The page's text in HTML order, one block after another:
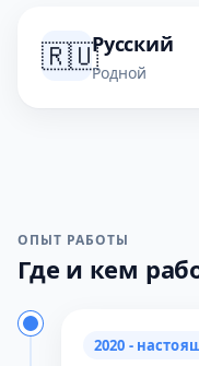
🇷🇺Русский
Родной
ОПЫТ РАБОТЫ
Где и кем
2020 -